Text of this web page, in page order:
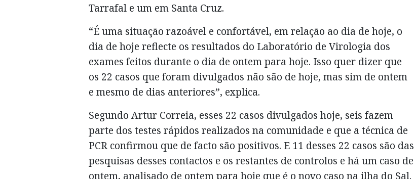
Tarrafal e um em Santa Cruz.
“É uma situação razoável e confortável, em relação ao dia de hoje, o
dia de hoje reflecte os resultados do Laboratório de Virologia dos
exames feitos durante o dia de ontem para hoje. Isso quer dizer que
os 22 casos que foram divulgados não são de hoje, mas sim de ontem
e mesmo de dias anteriores”, explica.
Segundo Artur Correia, esses 22 casos divulgados hoje, seis fazem
parte dos testes rápidos realizados na comunidade e que a técnica de
PCR confirmou que de facto são positivos. E 11 desses 22 casos são das
pesquisas desses contactos e os restantes de controlos e há um caso de
ontem, analisado de ontem para hoje que é o novo caso na ilha do Sal.